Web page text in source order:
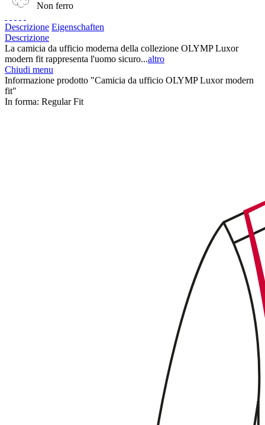
Non ferro
Descrizione Eigenschaften
Descrizione
La camicia da ufficio moderna della collezione OLYMP Luxor
modern fit rappresenta l'uomo sicuro...altro
Chiudi menu
Informazione prodotto "Camicia da ufficio OLYMP Luxor modern
fit"
In forma: Regular Fit